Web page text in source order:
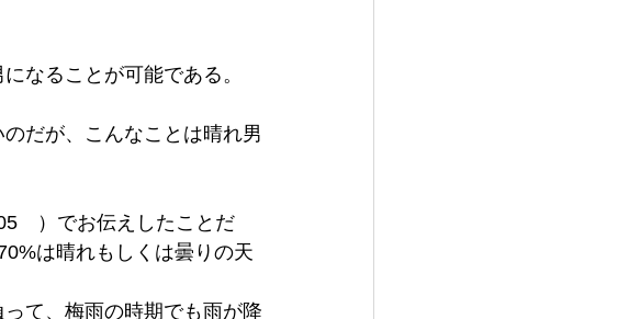
なることが可能である。
だが、こんなことは晴れ男
　）でお伝えしたことだ
は晴れもしくは曇りの天
て、梅雨の時期でも雨が降